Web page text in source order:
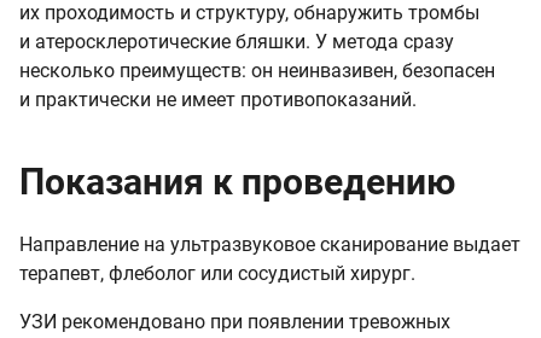
их проходимость и структуру, обнаружить тромбы
и атеросклеротические бляшки. У метода сразу
несколько преимуществ: он неинвазивен, безопасен
и практически не имеет противопоказаний.
Показания к проведению
Направление на ультразвуковое сканирование выдает
терапевт, флеболог или сосудистый хирург.
УЗИ рекомендовано при появлении тревожных